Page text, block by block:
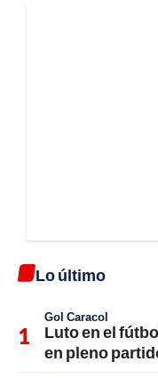
Lo último
Gol Caracol
Luto en el
en pleno